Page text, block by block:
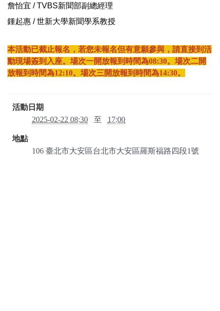
詹怡宜 / TVBS新聞部副總經理
鍾起惠 / 世新大學新聞學系教授
本活動已截止報名，若您未報名但有意願參與，請直接到活
動現場簽到入座。場次一開放報到時間為08:30。場次二開
放報到時間為12:10。場次三開放報到時間為14:30。
活動日期
2025-02-22 08:30 至 17:00
地點
106 臺北市大安區台北市大安區羅斯福路四段1號